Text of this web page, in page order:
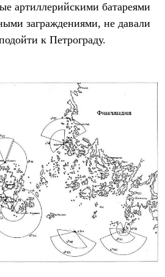
артиллерийскими батареями
заграждениями, не давали
к Петрограду.